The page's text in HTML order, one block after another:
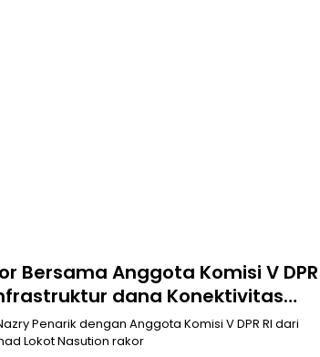
Bersama Anggota Komisi V DPR
dana Konektivitas
Penarik dengan Anggota Komisi V DPR RI dari
Lokot Nasution rakor